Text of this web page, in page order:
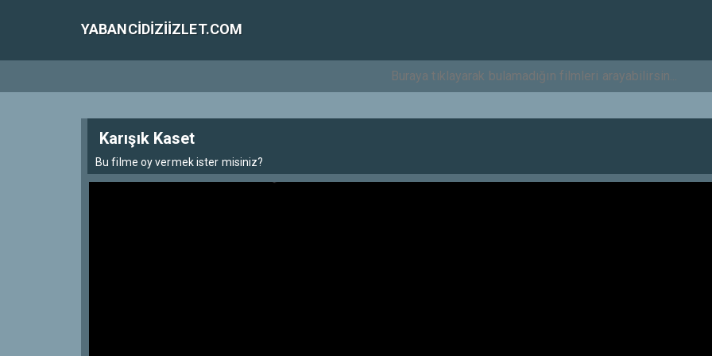
YABANCIDIZIIZLET.COM
Karışık Kaset
Bu filme oy vermek ister misiniz?